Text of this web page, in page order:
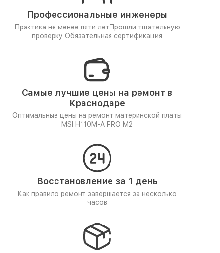
Профессиональные инженеры
Практика не менее пяти лет Прошли тщательную
проверку Обязательная сертификация
Самые лучшие цены на ремонт в
Краснодаре
Оптимальные цены на ремонт материнской платы
MSI H110M-A PRO M2
Восстановление за 1 день
Как правило ремонт завершается за несколько
часов